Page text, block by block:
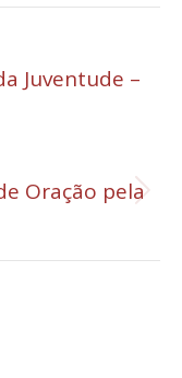
Juventude –
Oração pela